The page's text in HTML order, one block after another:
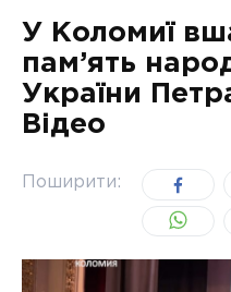
УКРАЇНА
У Коломиї
пам’ять
України
Відео
Поширити: